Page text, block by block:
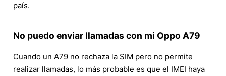
país.
No puedo enviar llamadas con mi Oppo A79
Cuando un A79 no rechaza la SIM pero no permite
realizar llamadas, lo más probable es que el IMEI haya